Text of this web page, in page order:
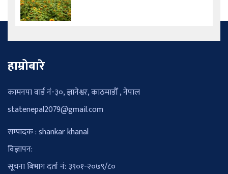
हाम्रोबारे
कामनपा वार्ड नं-३०, ज्ञानेश्वर, काठमाडौँ , नेपाल
statenepal2079@gmail.com
सम्पादक : shankar khanal
विज्ञापन:
सूचना बिभाग दर्ता नं: ३९०१-२०७९/८०